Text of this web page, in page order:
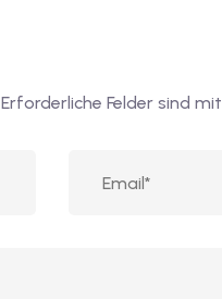
Erforderliche Felder sind mit